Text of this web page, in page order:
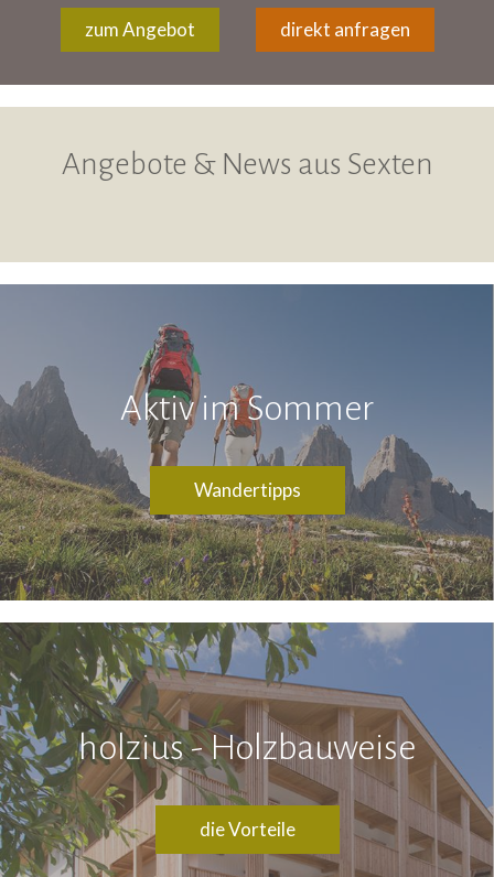
zum Angebot direkt anfragen
Angebote & News aus Sexten
Aktiv im Sommer
Wandertipps
holzius - Holzbauweise
die Vorteile